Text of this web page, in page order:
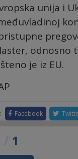
unija i
odnosno
je iz EU.
Facebook
1